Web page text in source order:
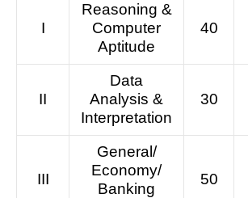
I
Reasoning &
Computer
Aptitude
40
II
Data
Analysis &
Interpretation
30
III
General/
Economy/
Banking
50